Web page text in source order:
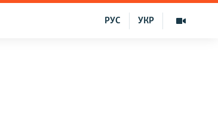
УКР
РУС